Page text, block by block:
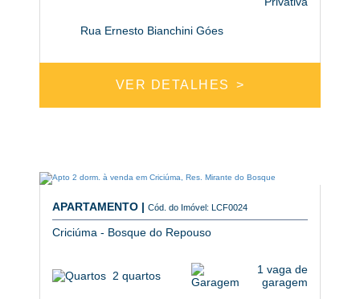
Rua Ernesto Bianchini Góes
VER DETALHES
APARTAMENTO | Cód. do Imóvel: LCF0024
Criciúma - Bosque do Repouso
2 quartos
1 vaga de
garagem